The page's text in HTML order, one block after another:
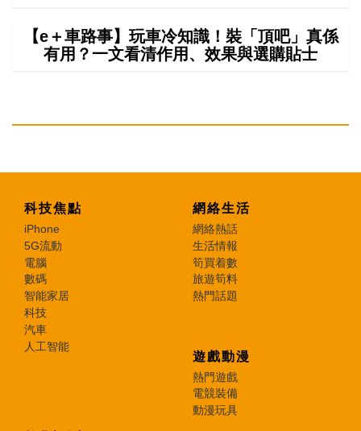
【e＋車路事】玩車冷知識！裝「頂吧」真係
有用？一文看清作用、效果與選購貼士
科技焦點
iPhone
5G流動
電腦
數碼
智能家居
科技
汽車
人工智能
網絡生活
網絡熱話
生活情報
筍買着數
旅遊筍料
熱門話題
遊戲動漫
熱門遊戲
電競裝備
動漫玩具